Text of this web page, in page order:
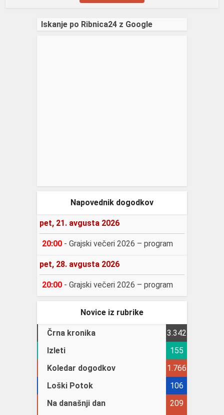
Iskanje po Ribnica24 z Google
Napovednik dogodkov
pet, 21. avgusta 2026
20:00 - Grajski večeri 2026 – program
pet, 28. avgusta 2026
20:00 - Grajski večeri 2026 – program
Novice iz rubrike
Črna kronika
3.342
Izleti
155
Koledar dogodkov
1.766
Loški Potok
106
Na današnji dan
209